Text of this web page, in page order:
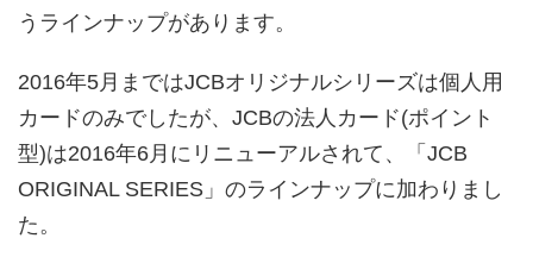
うラインナップがあります。
2016年5月まではJCBオリジナルシリーズは個人用
カードのみでしたが、JCBの法人カード(ポイント
型)は2016年6月にリニューアルされて、「JCB
ORIGINAL SERIES」のラインナップに加わりまし
た。